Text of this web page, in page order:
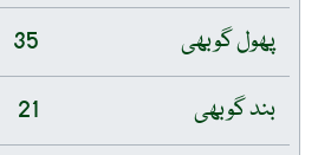
پھول گوبھی
35
بند گوبھی
21